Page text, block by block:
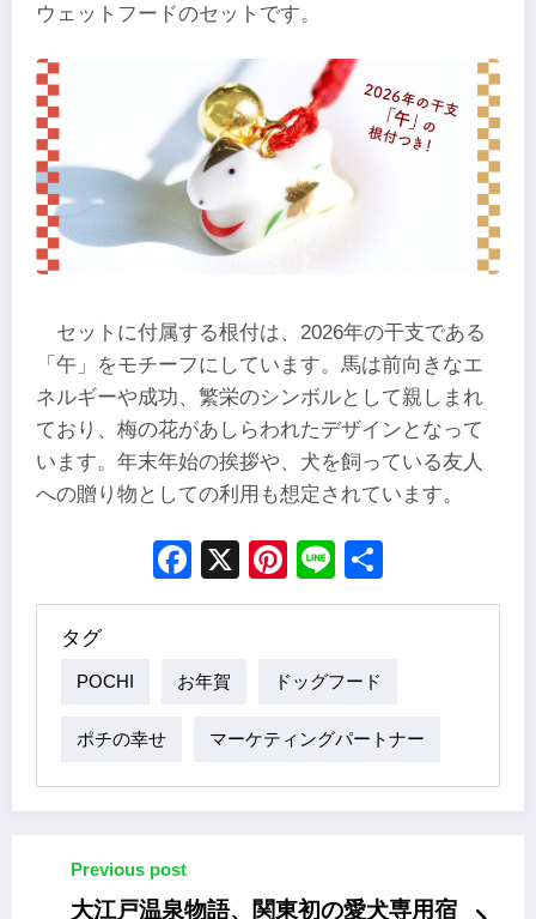
ウェットフードのセットです。
セットに付属する根付は、2026年の干支である
「午」をモチーフにしています。馬は前向きなエ
ネルギーや成功、繁栄のシンボルとして親しまれ
ており、梅の花があしらわれたデザインとなって
います。年末年始の挨拶や、犬を飼っている友人
への贈り物としての利用も想定されています。
Facebook
X Pinterest
Line
タグ
POCHI お年賀 ドッグフード
ポチの幸せ マーケティングパートナー
Previous post
大江戸温泉物語、関東初の愛犬専用宿